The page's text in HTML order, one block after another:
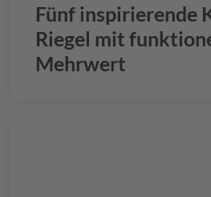
Fünf inspirierende
Riegel mit
Mehrwert